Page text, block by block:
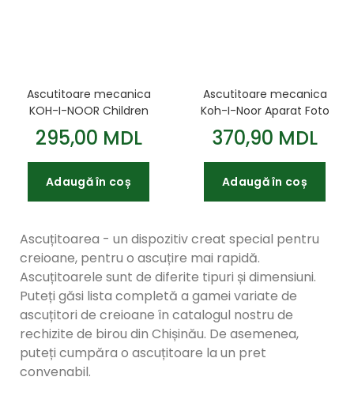
Ascutitoare mecanica
KOH-I-NOOR Children
cu prindere de masa
295,00 MDL
Adaugă în coș
Ascutitoare mecanica
Koh-I-Noor Aparat Foto
cu prindere de masa
370,90 MDL
Adaugă în coș
Ascuțitoarea - un dispozitiv creat special pentru
creioane, pentru o ascuțire mai rapidă.
Ascuțitoarele sunt de diferite tipuri și dimensiuni.
Puteți găsi lista completă a gamei variate de
ascuțitori de creioane în catalogul nostru de
rechizite de birou din Chișinău. De asemenea,
puteți cumpăra o ascuțitoare la un pret
convenabil.